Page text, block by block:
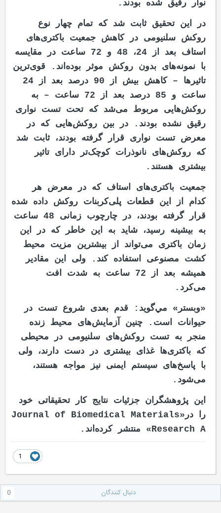
نوار رقیق‌ شده بودند.
در اين تحقيق ثابت شد که تمام چهار نوع
روکش سلنیومی در کاهش جمعیت باکتری‌های
استاف بعد از 24، 48 و 72 ساعت در مقایسه
با نمونه‌های بدون روکش موثر بوده‌اند. قوی‌ترین
تاثیرها – کاهش بیش از 90 درصد بعد از 24
ساعت و 85 درصد بعد از 72 ساعت – به
روکش‌هایی مربوط می‌شد که تحت تست نواری
رقیق نشده بودند. در بین روکش‌هایی که در
معرض تست نواری قرار گرفته بودند، ثابت شد
که روکش‌های نانوذرات کوچک‌تر دارای تاثیر
بیشتری هستند.
جمعیت باکتری‌های استاف که در معرض هر
کدام از این قطعات پلی‌کربنات روکش‌ داده‌ شده
قرار گرفته بودند، در چارچوب زمانی 48 ساعت
به بیشینه رسید، شاید به این خاطر که در این
زمان باکتری می‌تواند از بیشترین مزیت محیط
کشت مصنوعی استفاده کند. ولی این مقادیر
همیشه بعد از 72 ساعت به شدت افت
می‌کرد.
«وبستر» مي‌گويد: قدم بعدی شروع تست در
حیوانات است. چنین آزمایش‌های محیط زنده
منجر به تست روکش‌های سلنیومی در محیطی
که باکتری‌ها غذای بیشتری در دست دارند، ولی
با پاسخ‌های سیستم ایمنی نیز مواجه هستند،
می‌شود.
این پژوهشگران جزئیات نتایج کار تحقیقاتی خود
را در«Journal of Biomedical Materials
Research A» منتشر کرده‌اند.
دنبال کنندگان